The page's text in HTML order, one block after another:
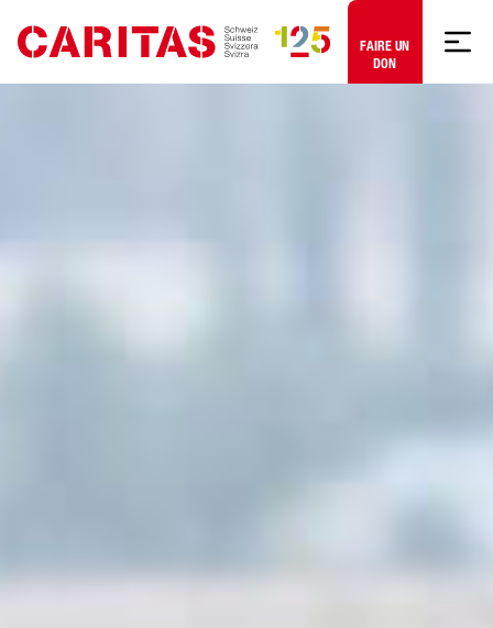
Aller au contenu
FAIRE UN
DON